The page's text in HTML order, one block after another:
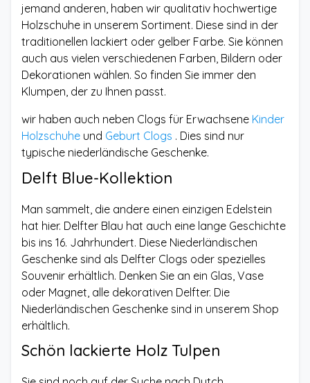
jemand anderen, haben wir qualitativ hochwertige
Holzschuhe in unserem Sortiment. Diese sind in der
traditionellen lackiert oder gelber Farbe. Sie können
auch aus vielen verschiedenen Farben, Bildern oder
Dekorationen wählen. So finden Sie immer den
Klumpen, der zu Ihnen passt.
wir haben auch neben Clogs für Erwachsene Kinder
Holzschuhe und Geburt Clogs . Dies sind nur
typische niederländische Geschenke.
Delft Blue-Kollektion
Man sammelt, die andere einen einzigen Edelstein
hat hier. Delfter Blau hat auch eine lange Geschichte
bis ins 16. Jahrhundert. Diese Niederländischen
Geschenke sind als Delfter Clogs oder spezielles
Souvenir erhältlich. Denken Sie an ein Glas, Vase
oder Magnet, alle dekorativen Delfter. Die
Niederländischen Geschenke sind in unserem Shop
erhältlich.
Schön lackierte Holz Tulpen